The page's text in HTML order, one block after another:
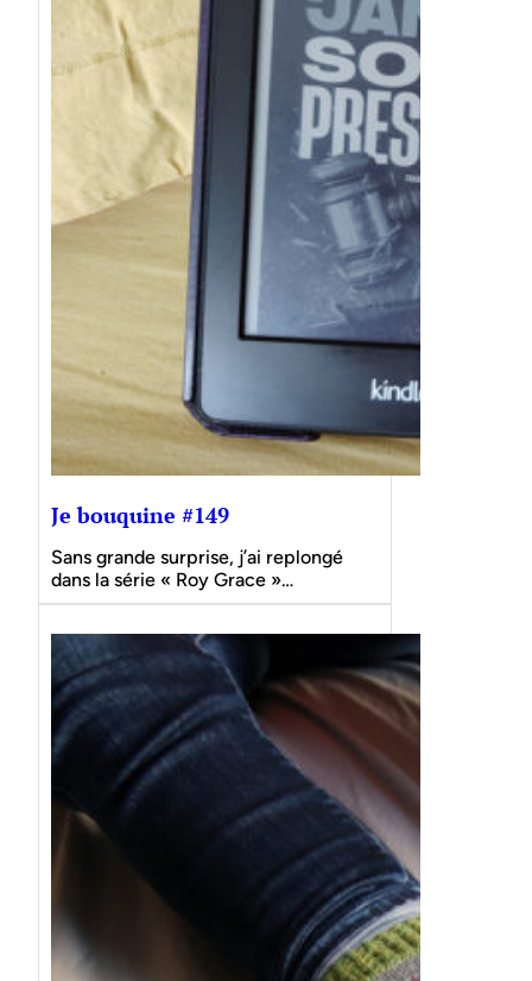
Je bouquine #149
Sans grande surprise, j’ai replongé
dans la série « Roy Grace »…